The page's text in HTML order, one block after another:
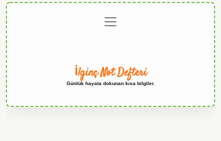
menüyü
aç
İlginç Not Defteri
Günlük hayata dokunan kısa bilgiler.